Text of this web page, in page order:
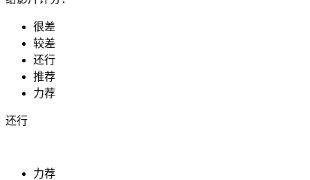
很差
较差
还行
推荐
力荐
还行
力荐